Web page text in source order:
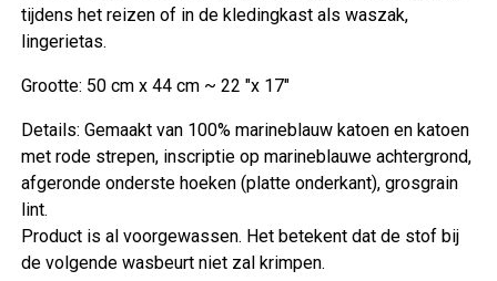
tijdens het reizen of in de kledingkast als waszak,
lingerietas.
Grootte: 50 cm x 44 cm ~ 22 "x 17"
Details: Gemaakt van 100% marineblauw katoen en katoen
met rode strepen, inscriptie op marineblauwe achtergrond,
afgeronde onderste hoeken (platte onderkant), grosgrain
lint.
Product is al voorgewassen. Het betekent dat de stof bij
de volgende wasbeurt niet zal krimpen.